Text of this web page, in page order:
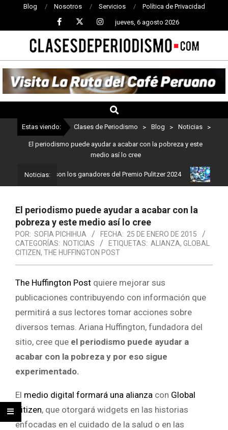
Blog Nosotros Servicios Política de Privacidad
jueves, 6 agosto 2026
CLASES
DE
PERIODISMO
Estas viendo: Clases de Periodismo > Blog > Noticias >
El periodismo puede ayudar a acabar con la pobreza y este
medio así lo cree
Noticias:
Estos son los ganadores del Premio Pulitzer 2024
El periodismo puede ayudar a acabar con la
pobreza y este medio así lo cree
POR: SOFIA PICHIHUA FECHA: 25 DE ENERO DE 2015
CATEGORÍAS: NOTICIAS ETIQUETAS: ALIANZA, GLOBAL
CITIZEN, THE HUFFINGTON POST
The Huffington Post quiere mejorar sus
publicaciones contribuyendo con información que
permitirá a sus lectores tomar acciones sobre
diversos temas. Ariana Huffington, fundadora del
sitio, cree que el periodismo puede ayudar a
acabar con la pobreza y por eso sigue
experimentado.
El medio digital formará una alianza con Global
Citizen, que otorgará widgets en las historias
enfocadas en el cuidado de la salud o en las